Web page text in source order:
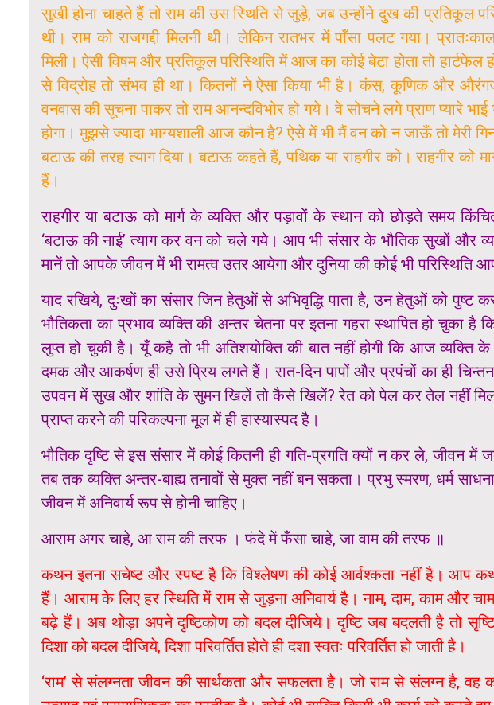
सुखी होना चाहते हैं तो राम की उस स्थिति से जुड़े, जब उन्होंने दुख की प्रतिकूल
थी। राम को राजगद्दी मिलनी थी। लेकिन रातभर में पाँसा पलट गया।
मिली। ऐसी विषम और प्रतिकूल परिस्थिति में आज का कोई बेटा होता तो हार्टफेल
से विद्रोह तो संभव ही था। कितनों ने ऐसा किया भी है। कंस, कूणिक और
वनवास की सूचना पाकर तो राम आनन्दविभोर हो गये। वे सोचने लगे प्राण प्यारे
होगा। मुझसे ज्यादा भाग्यशाली आज कौन है? ऐसे में भी मैं वन को न जाऊँ तो मेरी
बटाऊ की तरह त्याग दिया। बटाऊ कहते हैं, पथिक या राहगीर को। राहगीर को
हैं।
राहगीर या बटाऊ को मार्ग के व्यक्ति और पड़ावों के स्थान को छोड़ते समय
‘बटाऊ की नाई’ त्याग कर वन को चले गये। आप भी संसार के भौतिक सुखों और
मानें तो आपके जीवन में भी रामत्व उतर आयेगा और दुनिया की कोई भी परिस्थिति
याद रखिये, दुःखों का संसार जिन हेतुओं से अभिवृद्धि पाता है, उन हेतुओं को पुष्ट
भौतिकता का प्रभाव व्यक्ति की अन्तर चेतना पर इतना गहरा स्थापित हो चुका
लुप्त हो चुकी है। यूँ कहै तो भी अतिशयोक्ति की बात नहीं होगी कि आज व्यक्ति
दमक और आकर्षण ही उसे प्रिय लगते हैं। रात-दिन पापों और प्रपंचों का ही
उपवन में सुख और शांति के सुमन खिलें तो कैसे खिलें? रेत को पेल कर तेल नहीं मिल
प्राप्त करने की परिकल्पना मूल में ही हास्यास्पद है।
भौतिक दृष्टि से इस संसार में कोई कितनी ही गति-प्रगति क्यों न कर ले, जीवन में
तब तक व्यक्ति अन्तर-बाह्य तनावों से मुक्त नहीं बन सकता। प्रभु स्मरण, धर्म
जीवन में अनिवार्य रूप से होनी चाहिए।
आराम अगर चाहे, आ राम की तरफ । फंदे में फँसा चाहे, जा वाम की तरफ ॥
कथन इतना सचेष्ट और स्पष्ट है कि विश्लेषण की कोई आर्वश्कता नहीं है।
हैं। आराम के लिए हर स्थिति में राम से जुड़ना अनिवार्य है। नाम, दाम, काम और
बढ़े हैं। अब थोड़ा अपने दृष्टिकोण को बदल दीजिये। दृष्टि जब बदलती है तो
दिशा को बदल दीजिये, दिशा परिवर्तित होते ही दशा स्वतः परिवर्तित हो जाती है।
‘राम’ से संलग्नता जीवन की सार्थकता और सफलता है। जो राम से संलग्न है, वह